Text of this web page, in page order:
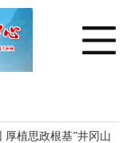
厚植思政根基”井冈山